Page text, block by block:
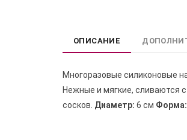
ОПИСАНИЕ
Многоразовые силиконовые
Нежные и мягкие, сливаются
сосков. Диаметр: 6 см Форма: